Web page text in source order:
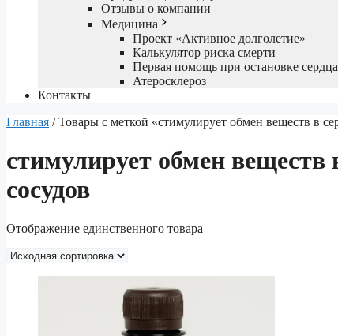
Отзывы о компании
Медицина
Проект «Активное долголетие»
Калькулятор риска смерти
Первая помощь при остановке сердца
Атеросклероз
Контакты
Главная / Товары с меткой «стимулирует обмен веществ в
стимулирует обмен
сосудов
Отображение единственного товара